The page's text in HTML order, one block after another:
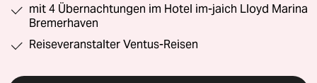
mit 4 Übernachtungen im Hotel im-jaich Lloyd Marina
Bremerhaven
Reiseveranstalter Ventus-Reisen